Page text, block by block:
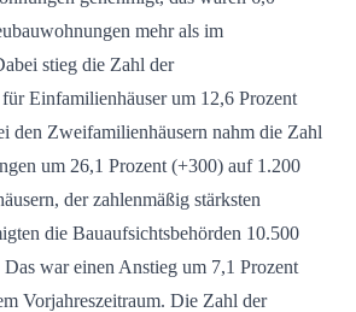
mehr als im
stieg die Zahl der
Einfamilienhäuser um 12,6 Prozent
den Zweifamilienhäusern nahm die Zahl
um 26,1 Prozent (+300) auf 1.200
der zahlenmäßig stärksten
die Bauaufsichtsbehörden 10.500
war einen Anstieg um 7,1 Prozent
Vorjahreszeitraum. Die Zahl der